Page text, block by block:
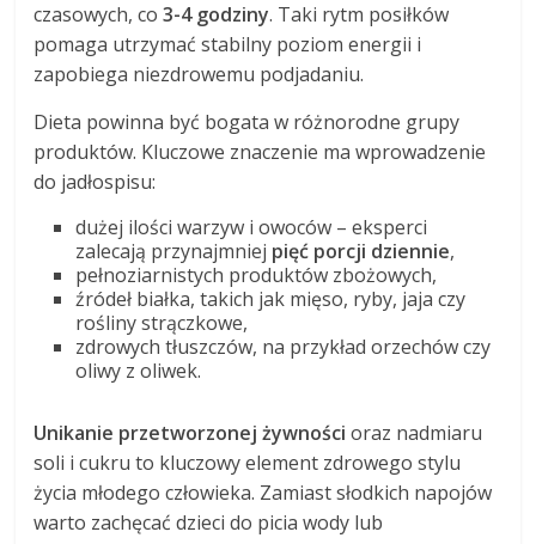
czasowych, co3-4 godziny. Taki rytm posiłków
pomaga utrzymać stabilny poziom energii i
zapobiega niezdrowemu podjadaniu.
Dieta powinna być bogata w różnorodne grupy
produktów. Kluczowe znaczenie ma wprowadzenie
do jadłospisu:
dużej ilości warzyw i owoców – eksperci
zalecają przynajmniej pięć porcji dziennie,
pełnoziarnistych produktów zbożowych,
źródeł białka, takich jak mięso, ryby, jaja czy
rośliny strączkowe,
zdrowych tłuszczów, na przykład orzechów czy
oliwy z oliwek.
Unikanie przetworzonej żywności oraz nadmiaru
soli i cukru to kluczowy element zdrowego stylu
życia młodego człowieka. Zamiast słodkich napojów
warto zachęcać dzieci do picia wody lub